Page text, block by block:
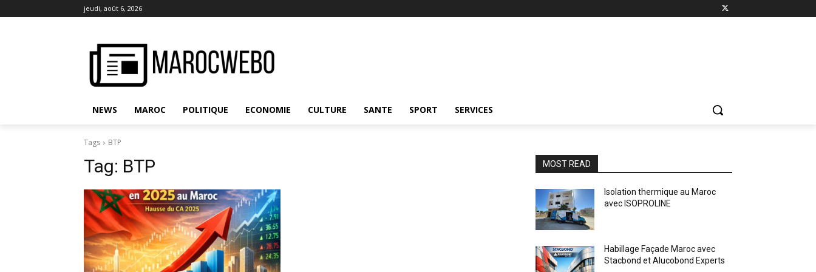
jeudi, août 6, 2026
NEWS MAROC POLITIQUE ECONOMIE CULTURE SANTE SPORT SERVICES
Tags BTP
Tag: BTP MOST READ
Isolation thermique au Maroc
avec ISOPROLINE
Habillage Façade Maroc avec
Stacbond et Alucobond Experts